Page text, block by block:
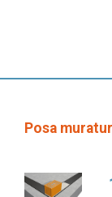
Posa